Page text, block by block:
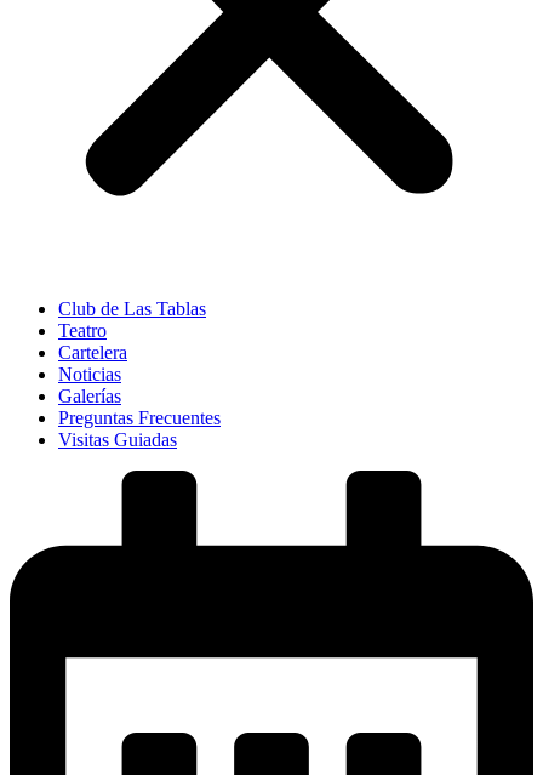
Club de Las Tablas
Teatro
Cartelera
Noticias
Galerías
Preguntas Frecuentes
Visitas Guiadas